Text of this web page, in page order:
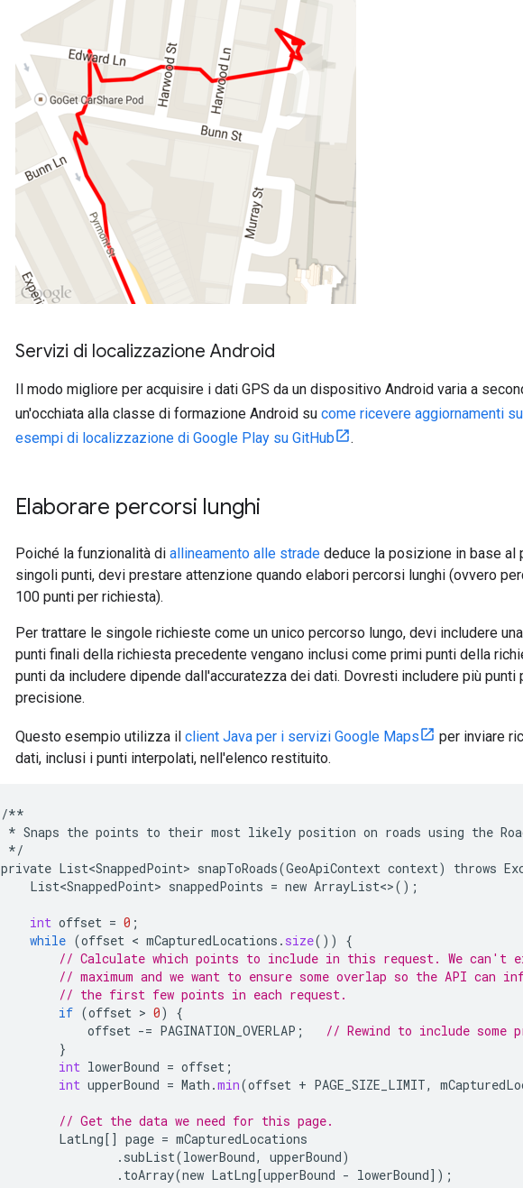
Servizi di localizzazione Android
Il modo migliore per acquisire i dati GPS da un dispositivo Android varia a
un'occhiata alla classe di formazione Android su come ricevere aggiornamenti
esempi di localizzazione di Google Play su GitHub
.
Elaborare percorsi lunghi
Poiché la funzionalità di allineamento alle strade deduce la posizione in base al
singoli punti, devi prestare attenzione quando elabori percorsi lunghi (ovvero
100 punti per richiesta).
Per trattare le singole richieste come un unico percorso lungo, devi includere
punti finali della richiesta precedente vengano inclusi come primi punti della
punti da includere dipende dall'accuratezza dei dati. Dovresti includere più
precisione.
Questo esempio utilizza il client Java per i servizi Google Maps
per inviare
dati, inclusi i punti interpolati, nell'elenco restituito.
/**
* Snaps the points to their most likely position on roads using the
*/
private List<SnappedPoint> snapToRoads(GeoApiContext context) throws
List<SnappedPoint> snappedPoints = new ArrayList<>();
int offset = 0 ;
while (offset < mCapturedLocations . size())
{
// Calculate which points to include in this request. We can't
// maximum and we want to ensure some overlap so the API can
// the first few points in each request.
if (offset > 0)
{
offset -= PAGINATION_OVERLAP ;
// Rewind to include some
}
int lowerBound = offset ;
int upperBound = Math .min(offset + PAGE_SIZE_LIMIT,
// Get the data we need for this page.
LatLng[] page = mCapturedLocations
. subList(lowerBound, upperBound)
. toArray(new LatLng[upperBound - lowerBound]);